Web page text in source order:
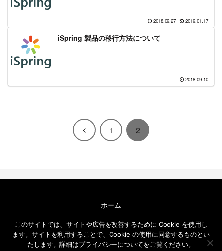
2018.09.27 2019.01.17
iSpring 製品の移行方法について
2018.09.10
前
1 2
ホーム
免責事項
メールニュース
このサイトでは、サイトや広告を改善するために Cookie を使用し
ます。サイトを利用することで、Cookie の使用に同意するものとい
たします。詳細はプライバシーについてをご覧ください。